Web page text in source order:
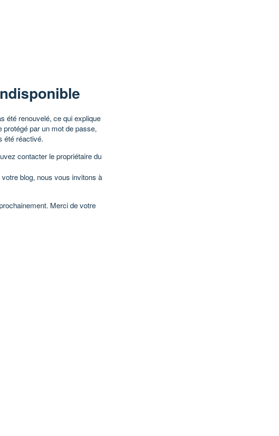
été renouvelé, ce qui explique
par un mot de passe,
été réactivé.
contacter le propriétaire du
blog, nous vous invitons à
Merci de votre